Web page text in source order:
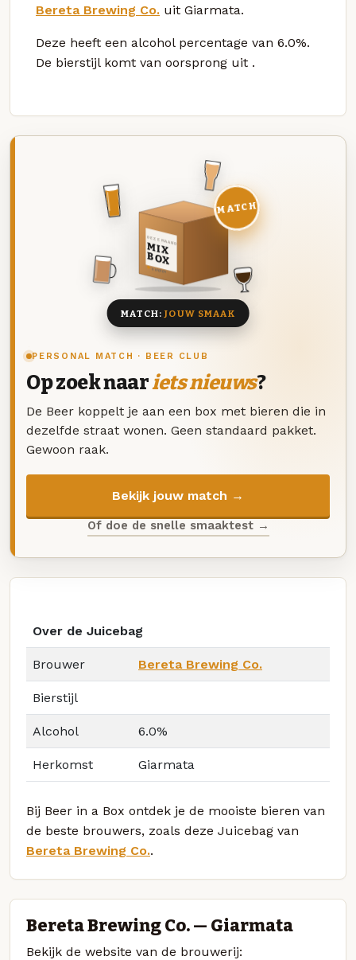
Bereta Brewing Co. uit Giarmata.
Deze heeft een alcohol percentage van 6.0%.
De bierstijl komt van oorsprong uit .
PERSONAL MATCH · BEER CLUB
Op zoek naariets nieuws?
De Beer koppelt je aan een box met bieren die in
dezelfde straat wonen. Geen standaard pakket.
Gewoon raak.
Bekijk jouw match →
Of doe de snelle smaaktest →
DEZE MAAND
MIX
BOX
8 BIEREN
MATCH
MATCH:JOUW SMAAK
Over de Juicebag
Brouwer Bereta Brewing Co.
Bierstijl
Alcohol 6.0%
Herkomst Giarmata
Bij Beer in a Box ontdek je de mooiste bieren van
de beste brouwers, zoals deze Juicebag van
Bereta Brewing Co..
Bereta Brewing Co. — Giarmata
Bekijk de website van de brouwerij: